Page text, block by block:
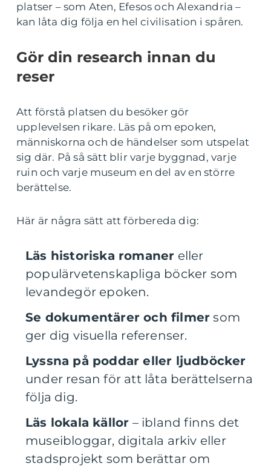
platser – som Aten, Efesos och Alexandria –
kan låta dig följa en hel civilisation i spåren.
Gör din research innan du
reser
Att förstå platsen du besöker gör
upplevelsen rikare. Läs på om epoken,
människorna och de händelser som utspelat
sig där. På så sätt blir varje byggnad, varje
ruin och varje museum en del av en större
berättelse.
Här är några sätt att förbereda dig:
Läs historiska romaner eller
populärvetenskapliga böcker som
levandegör epoken.
Se dokumentärer och filmer som
ger dig visuella referenser.
Lyssna på poddar eller ljudböcker
under resan för att låta berättelserna
följa dig.
Läs lokala källor – ibland finns det
museibloggar, digitala arkiv eller
stadsprojekt som berättar om